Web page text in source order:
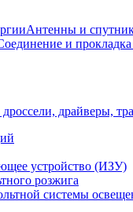
Антенны и
и прокладка
драйверы,
устройство (ИЗУ)
розжига
системы